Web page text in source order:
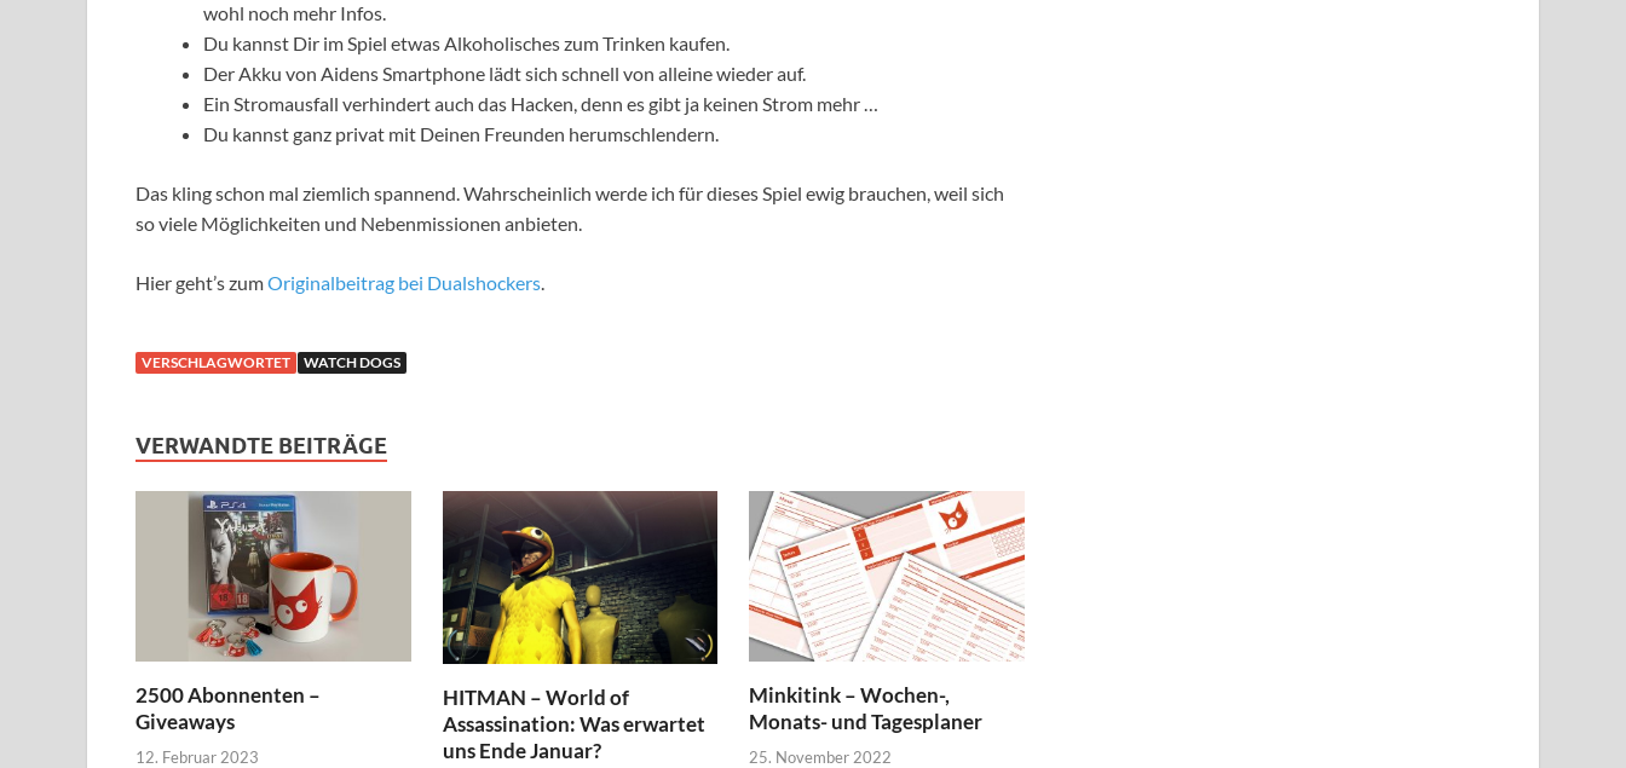
wohl noch mehr Infos.
Du kannst Dir im Spiel etwas Alkoholisches zum Trinken kaufen.
Der Akku von Aidens Smartphone lädt sich schnell von alleine wieder auf.
Ein Stromausfall verhindert auch das Hacken, denn es gibt ja keinen Strom mehr …
Du kannst ganz privat mit Deinen Freunden herumschlendern.
Das kling schon mal ziemlich spannend. Wahrscheinlich werde ich für dieses Spiel ewig brauchen, weil sich
so viele Möglichkeiten und Nebenmissionen anbieten.
Hier geht’s zumOriginalbeitrag bei Dualshockers.
VERSCHLAGWORTET WATCH DOGS
VERWANDTE BEITRÄGE
2500 Abonnenten –
Giveaways
12. Februar 2023
HITMAN – World of
Assassination: Was erwartet
uns Ende Januar?
Minkitink – Wochen-,
Monats- und Tagesplaner
25. November 2022